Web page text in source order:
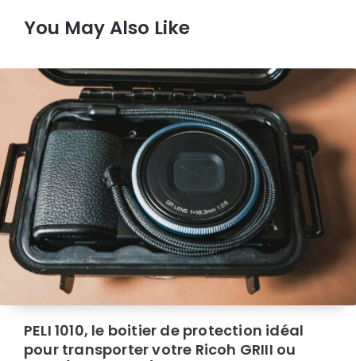
You May Also Like
PELI 1010, le boitier de protection idéal
pour transporter votre Ricoh GRIII ou